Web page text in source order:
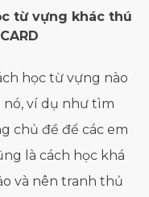
từ vựng khác thú
học từ vựng nào
nó, ví dụ như tìm
chủ đề để các em
là cách học khá
và nên tranh thủ